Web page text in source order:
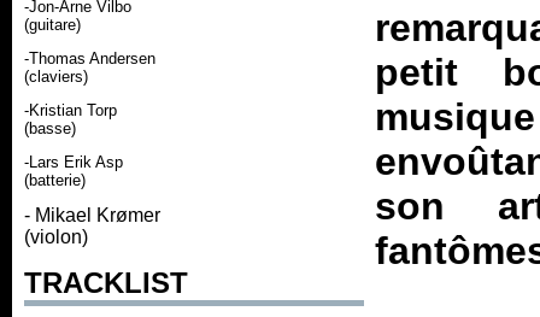
-Jon-Arne Vilbo
(guitare)
-Thomas Andersen
(claviers)
-Kristian Torp
(basse)
-Lars Erik Asp
(batterie)
- Mikael Krømer
(violon)
TRACKLIST
petit
son